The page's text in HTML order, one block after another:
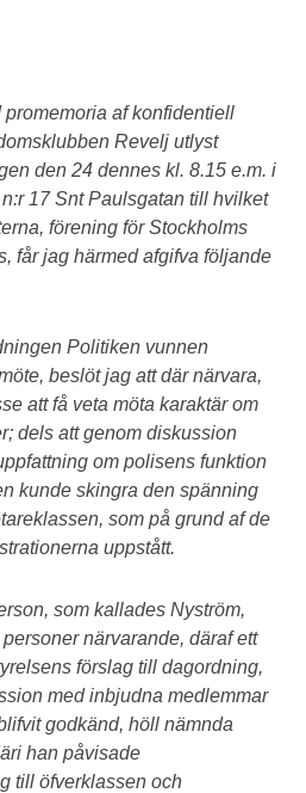
af konfidentiell
Revelj utlyst
den 24 dennes kl. 8.15 e.m. i
17 Snt Paulsgatan till hvilket
förening för Stockholms
får jag härmed afgifva följande
Politiken vunnen
beslöt jag att där närvara,
att få veta möta karaktär om
dels att genom diskussion
om polisens funktion
kunde skingra den spänning
som på grund af de
uppstått.
som kallades Nyström,
närvarande, däraf ett
förslag till dagordning,
med inbjudna medlemmar
godkänd, höll nämnda
han påvisade
till öfverklassen och